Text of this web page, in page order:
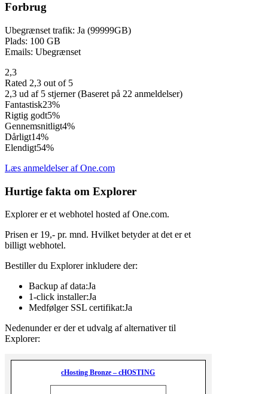
Forbrug
Ubegrænset trafik: Ja (99999GB)
Plads: 100 GB
Emails: Ubegrænset
2,3
Rated 2,3 out of 5
2,3 ud af 5 stjerner (Baseret på 22 anmeldelser)
Fantastisk23%
Rigtig godt5%
Gennemsnitligt4%
Dårligt14%
Elendigt54%
Læs anmeldelser af One.com
Hurtige fakta om Explorer
Explorer er et webhotel hosted af One.com.
Prisen er 19,- pr. mnd. Hvilket betyder at det er et
billigt webhotel.
Bestiller du Explorer inkludere der:
Backup af data:Ja
1-click installer:Ja
Medfølger SSL certifikat:Ja
Nedenunder er der et udvalg af alternativer til
Explorer:
cHosting Bronze – cHOSTING